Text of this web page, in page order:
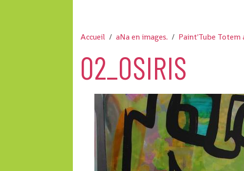
Accueil aNa en images. Paint'Tube Totem
02_OSIRIS